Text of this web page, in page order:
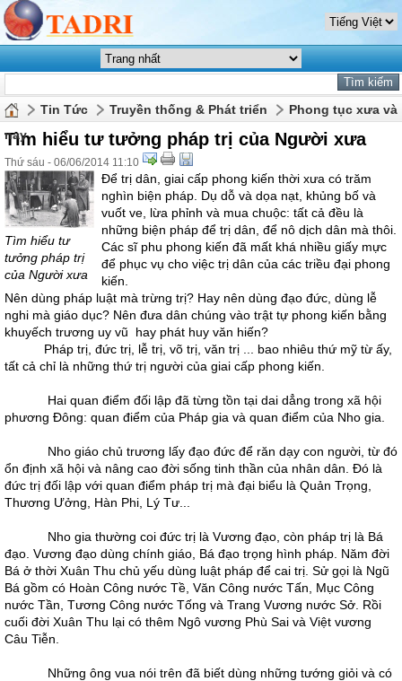
Tin Tức Truyền thống & Phát triển
Phong tục xưa và
nay
Tìm hiểu tư tưởng pháp trị của Người xưa
Thứ sáu - 06/06/2014 11:10
Tìm hiểu tư
tưởng pháp trị
của Người xưa
Để trị dân, giai cấp phong kiến thời xưa có trăm
nghìn biện pháp. Dụ dỗ và dọa nạt, khủng bố và
vuốt ve, lừa phỉnh và mua chuộc: tất cả đều là
những biện pháp để trị dân, để nô dịch dân mà thôi.
Các sĩ phu phong kiến đã mất khá nhiều giấy mực
để phục vụ cho việc trị dân của các triều đại phong
kiến.
Nên dùng pháp luật mà trừng trị? Hay nên dùng đạo đức, dùng lễ
nghi mà giáo dục? Nên đưa dân chúng vào trật tự phong kiến bằng
khuyếch trương uy vũ hay phát huy văn hiến?
Pháp trị, đức trị, lễ trị, võ trị, văn trị ... bao nhiêu thứ mỹ từ ấy,
tất cả chỉ là những thứ trị người của giai cấp phong kiến.
Hai quan điểm đối lập đã từng tồn tại dai dẳng trong xã hội
phương Đông: quan điểm của Pháp gia và quan điểm của Nho gia.
Nho giáo chủ trương lấy đạo đức để răn dạy con người, từ đó
ổn định xã hội và nâng cao đời sống tinh thần của nhân dân. Đó là
đức trị đối lập với quan điểm pháp trị mà đại biểu là Quản Trọng,
Thương Ưởng, Hàn Phi, Lý Tư...
Nho gia thường coi đức trị là Vương đạo, còn pháp trị là Bá
đạo. Vương đạo dùng chính giáo, Bá đạo trọng hình pháp. Năm đời
Bá ở thời Xuân Thu chủ yếu dùng luật pháp để cai trị. Sử gọi là Ngũ
Bá gồm có Hoàn Công nước Tề, Văn Công nước Tấn, Mục Công
nước Tần, Tương Công nước Tống và Trang Vương nước Sở. Rồi
cuối đời Xuân Thu lại có thêm Ngô vương Phù Sai và Việt vương
Câu Tiễn.
Những ông vua nói trên đã biết dùng những tướng giỏi và có